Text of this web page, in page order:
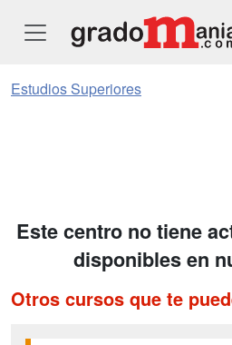
Estudios Superiores
Este centro no tiene
disponibles en
Otros cursos que te